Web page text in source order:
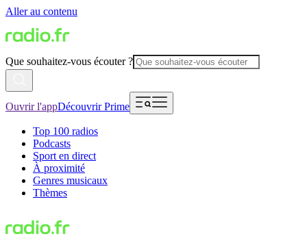
Aller au contenu
Que souhaitez-vous écouter ?
Ouvrir l'appDécouvrir Prime
Top 100 radios
Podcasts
Sport en direct
À proximité
Genres musicaux
Thèmes